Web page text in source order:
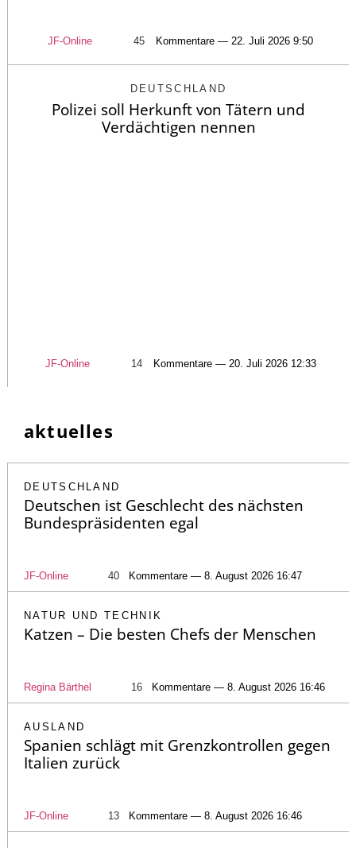
JF-Online 45 Kommentare — 22. Juli 2026 9:50
DEUTSCHLAND
Polizei soll Herkunft von Tätern und
Verdächtigen nennen
JF-Online 14 Kommentare — 20. Juli 2026 12:33
aktuelles
DEUTSCHLAND
Deutschen ist Geschlecht des nächsten
Bundespräsidenten egal
JF-Online 40 Kommentare — 8. August 2026 16:47
NATUR UND TECHNIK
Katzen – Die besten Chefs der Menschen
Regina Bärthel 16 Kommentare — 8. August 2026 16:46
AUSLAND
Spanien schlägt mit Grenzkontrollen gegen
Italien zurück
JF-Online 13 Kommentare — 8. August 2026 16:46